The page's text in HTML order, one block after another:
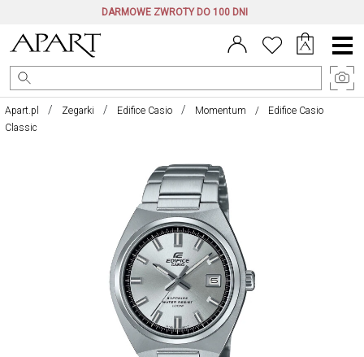
DARMOWE ZWROTY DO 100 DNI
Menu
główne
Apart.pl Zegarki Edifice Casio Momentum
Edifice Casio
Classic